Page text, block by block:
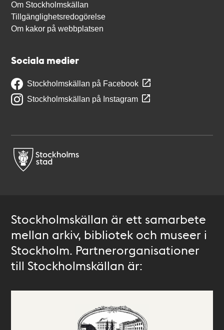
Om Stockholmskällan
Tillgänglighetsredogörelse
Om kakor på webbplatsen
Sociala medier
Stockholmskällan på Facebook
Stockholmskällan på Instagram
Stockholmskällan är ett samarbete
mellan arkiv, bibliotek och museer i
Stockholm. Partnerorganisationer
till Stockholmskällan är: